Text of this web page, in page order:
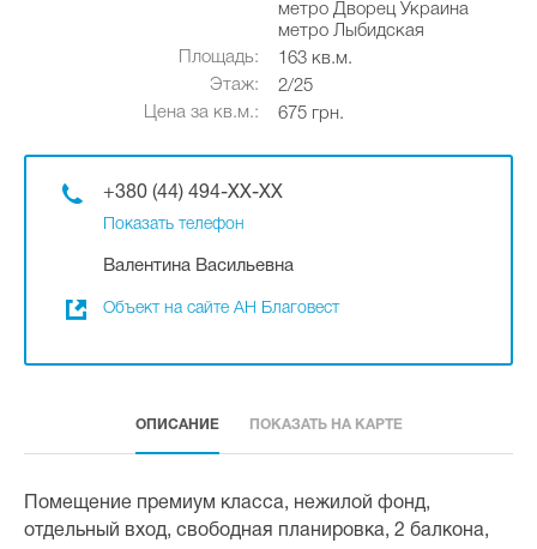
метро Дворец Украина
метро Лыбидская
Площадь:
163 кв.м.
Этаж:
2/25
Цена за кв.м.:
675 грн.
+380 (44) 494-XX-XX
Показать телефон
Валентина Васильевна
Объект на сайте АН Благовест
ОПИСАНИЕ ПОКАЗАТЬ НА КАРТЕ
Помещение премиум класса, нежилой фонд,
отдельный вход, свободная планировка, 2 балкона,